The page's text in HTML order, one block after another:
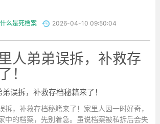
么是死档案
2026-04-10 09:50:04
人弟弟误拆，补救存
！
拆，补救存档秘籍来了！家里人因一时好奇，
中的档案，先别着急。虽说档案被私拆后会失